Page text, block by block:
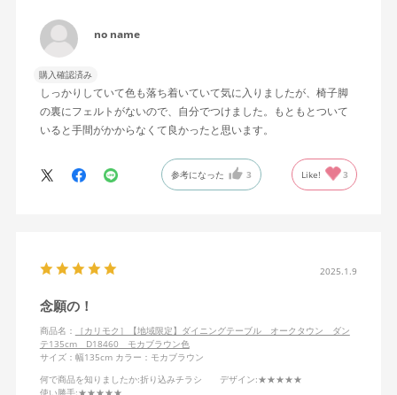
no name
購入確認済み
しっかりしていて色も落ち着いていて気に入りましたが、椅子脚
の裏にフェルトがないので、自分でつけました。もともとついて
いると手間がかからなくて良かったと思います。
参考になった 3 Like! 3
2025.1.9
念願の！
商品名：
［カリモク］【地域限定】ダイニングテーブル オークタウン ダン
テ135cm D18460 モカブラウン色
サイズ：幅135cm カラー：モカブラウン
何で商品を知りましたか:折り込みチラシ デザイン:★★★★★
使い勝手:★★★★★